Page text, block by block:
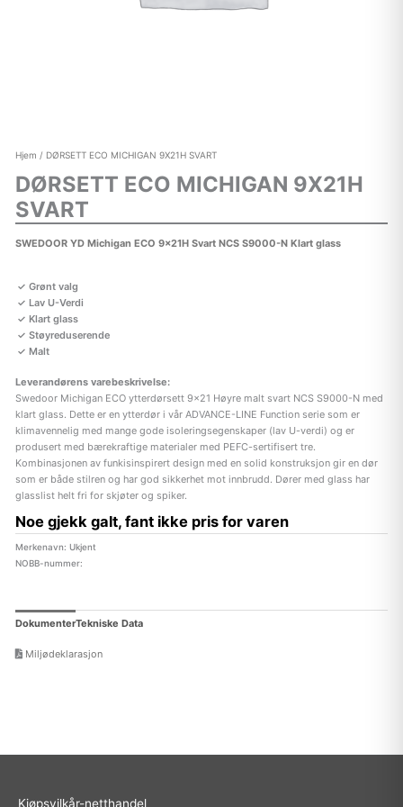
Hjem / DØRSETT ECO MICHIGAN 9X21H SVART
DØRSETT ECO MICHIGAN 9X21H
SVART
SWEDOOR YD Michigan ECO 9x21H Svart NCS S9000-N Klart glass
Grønt valg
Lav U-Verdi
Klart glass
Støyreduserende
Malt
Leverandørens varebeskrivelse:
Swedoor Michigan ECO ytterdørsett 9×21 Høyre malt svart NCS S9000-N med
klart glass. Dette er en ytterdør i vår ADVANCE-LINE Function serie som er
klimavennelig med mange gode isoleringsegenskaper (lav U-verdi) og er
produsert med bærekraftige materialer med PEFC-sertifisert tre.
Kombinasjonen av funkisinspirert design med en solid konstruksjon gir en dør
som er både stilren og har god sikkerhet mot innbrudd. Dører med glass har
glasslist helt fri for skjøter og spiker.
Noe gjekk galt, fant ikke pris for varen
Merkenavn: Ukjent
NOBB-nummer:
DokumenterTekniske Data
Miljødeklarasjon
Kjøpsvilkår-netthandel